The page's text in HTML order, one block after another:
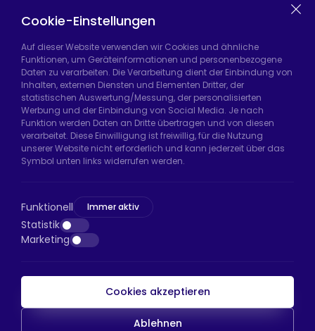
Casters
Hadımköy Fabrik:Atatürk Sanayi Bölgesi,
Uzunçayır Caddesi, No:11 Hadımköy, 34555
Arnavutköy/İstanbul
Telefon: +90 212 640 66 46
E-Mail: export@htsteker.com
D:a, 34045 Bayrampaşa/İstanbul
Telefon:+90 530 044 64 87
E-Mail: info@htsteker.com
HTS-Zahlung
Cookie-Einstellungen
Auf dieser Website verwenden wir Cookies und ähnliche
Funktionen, um Geräteinformationen und personenbezogene
Daten zu verarbeiten. Die Verarbeitung dient der Einbindung von
Inhalten, externen Diensten und Elementen Dritter, der
statistischen Auswertung/Messung, der personalisierten
Werbung und der Einbindung von Social Media. Je nach
Funktion werden Daten an Dritte übertragen und von diesen
verarbeitet. Diese Einwilligung ist freiwillig, für die Nutzung
unserer Website nicht erforderlich und kann jederzeit über das
Symbol unten links widerrufen werden.
Funktionell Immer aktiv
Statistik
Marketing
Cookies akzeptieren
Ablehnen